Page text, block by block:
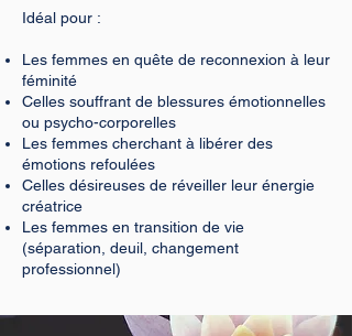
Idéal pour :
Les femmes en quête de reconnexion à leur
féminité
Celles souffrant de blessures émotionnelles
ou psycho-corporelles
Les femmes cherchant à libérer des
émotions refoulées
Celles désireuses de réveiller leur énergie
créatrice
Les femmes en transition de vie
(séparation, deuil, changement
professionnel)